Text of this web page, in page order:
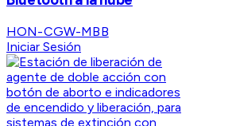
HON-CGW-MBB
Iniciar Sesión